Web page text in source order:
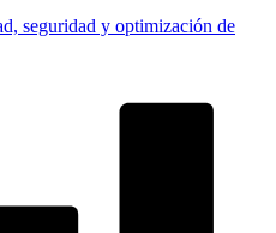
seguridad y optimización de